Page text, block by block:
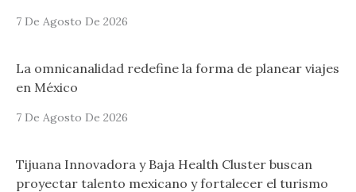
7 De Agosto De 2026
La omnicanalidad redefine la forma de planear viajes
en México
7 De Agosto De 2026
Tijuana Innovadora y Baja Health Cluster buscan
proyectar talento mexicano y fortalecer el turismo